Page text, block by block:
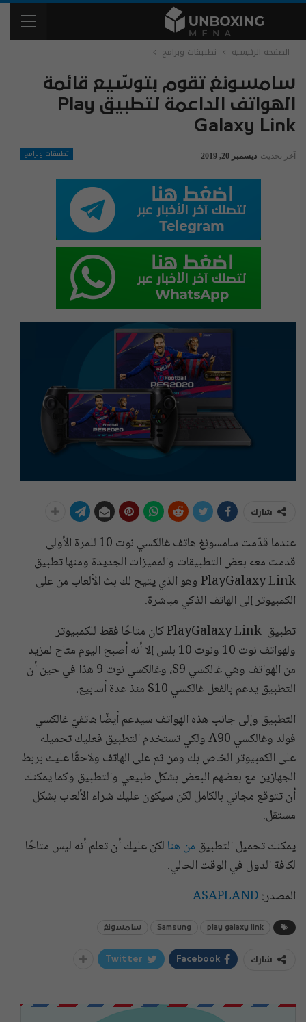
الصفحة الرئيسية تطبيقات وبرامج
سامسونغ تقوم بتوسّيع قائمة
الهواتف الداعمة لتطبيق Play
Galaxy Link
تطبيقات وبرامج آخر تحديث ديسمبر 20, 2019
شارك
عندما قدّمت سامسونغ هاتف غالكسي نوت 10 للمرة الأولى
قدمت معه بعض التطبيقات والمميزات الجديدة ومنها تطبيق
PlayGalaxy Link وهو الذي يتيح لك بث الألعاب من على
الكمبيوتر إلى الهاتف الذكي مباشرة.
تطبيق PlayGalaxy Link كان متاحًا فقط للكمبيوتر
ولهواتف نوت 10 ونوت 10 بلس إلا أنه أصبح اليوم متاح لمزيد
من الهواتف وهي غالكسي S9، وغالكسي نوت 9 هذا في حين أن
التطبيق يدعم بالفعل غالكسي S10 منذ عدة أسابيع.
التطبيق وإلى جانب هذه الهواتف سيدعم أيضًا هاتفيّ غالكسي
فولد وغالكسي A90 ولكي تستخدم التطبيق فعليك تحميله
على الكمبيوتر الخاص بك ومن ثم على الهاتف ولاحقًا عليك بربط
الجهازين مع بعضهم البعض بشكل طبيعي والتطبيق وكما يمكنك
أن تتوقع مجاني بالكامل لكن سيكون عليك شراء الألعاب بشكل
مستقل.
يمكنك تحميل التطبيق من هنا لكن عليك أن تعلم أنه ليس متاحًا
لكافة الدول في الوقت الحالي.
المصدر: ASAPLAND
play galaxy link
Samsung سامسونغ
شارك Facebook
Twitter